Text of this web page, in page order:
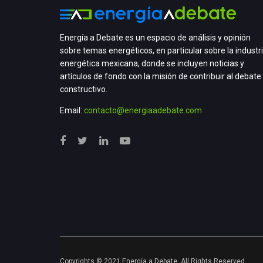
Energía a Debate es un espacio de análisis y opinión
sobre temas energéticos, en particular sobre la
energética mexicana, donde se incluyen noticias y
artículos de fondo con la misión de contribuir al debate
constructivo.
Email: contacto@energiaadebate.com
Copyrights © 2021 Energía a Debate. All Rights Reserved.